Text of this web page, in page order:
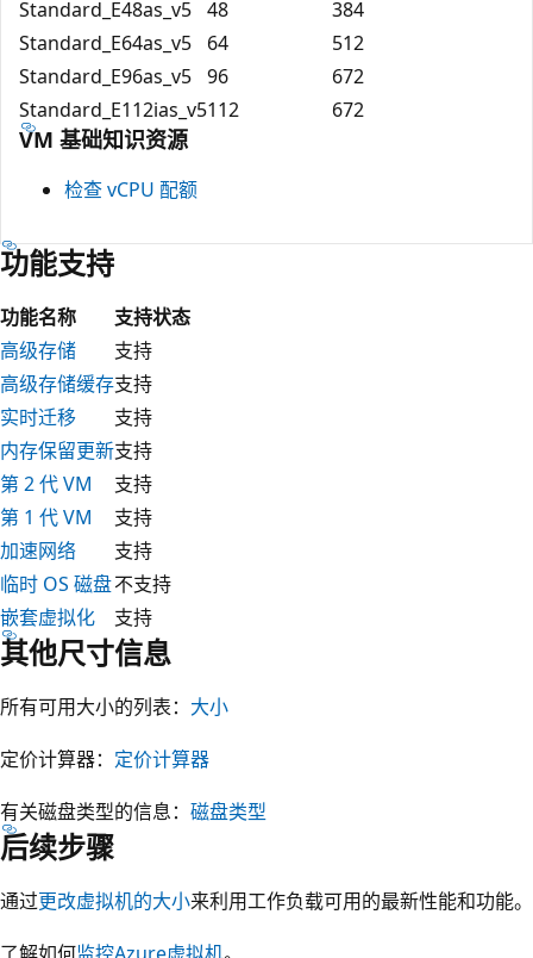
Standard_E48as_v5 48
384
Standard_E64as_v5
64
512
Standard_E96as_v5 96
672
Standard_E112ias_v5112 672
VM 基础知识资源
检查 vCPU 配额
功能支持
功能名称
支持状态
高级存储
支持
高级存储缓存支持
实时迁移
支持
内存保留更新支持
第 2 代 VM
支持
第 1 代 VM
支持
加速网络
支持
临时 OS 磁盘不支持
嵌套虚拟化
支持
其他尺寸信息
所有可用大小的列表： 大小
定价计算器： 定价计算器
有关磁盘类型的信息： 磁盘类型
后续步骤
通过更改虚拟机的大小来利用工作负载可用的最新性能和功能。
了解如何监控Azure虚拟机。